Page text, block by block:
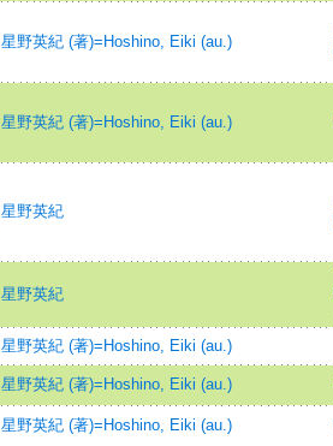
星野英紀 (著)=Hoshino, Eiki (au.)
星野英紀 (著)=Hoshino, Eiki (au.)
星野英紀
星野英紀
星野英紀 (著)=Hoshino, Eiki (au.)
星野英紀 (著)=Hoshino, Eiki (au.)
星野英紀 (著)=Hoshino, Eiki (au.)